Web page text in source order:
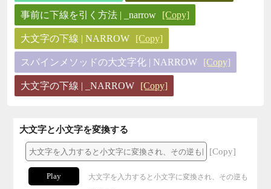
事前に下線を引く方法 | _narrow [Copy]
大文字の下線 | NARROW [Copy]
スパインメソッドの大文字化 | NARROW [Copy]
大文字の下線 | _NARROW [Copy]
大文字と小文字を変換する
[Copy]
Play
大文字を入力すると小文字に変換され、その逆も